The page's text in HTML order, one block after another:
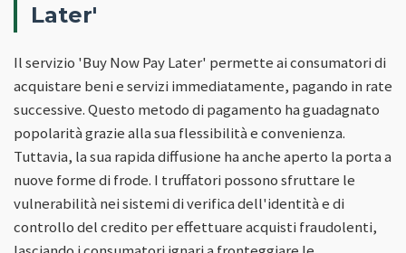
Later'
Il servizio 'Buy Now Pay Later' permette ai consumatori di
acquistare beni e servizi immediatamente, pagando in rate
successive. Questo metodo di pagamento ha guadagnato
popolarità grazie alla sua flessibilità e convenienza.
Tuttavia, la sua rapida diffusione ha anche aperto la porta a
nuove forme di frode. I truffatori possono sfruttare le
vulnerabilità nei sistemi di verifica dell'identità e di
controllo del credito per effettuare acquisti fraudolenti,